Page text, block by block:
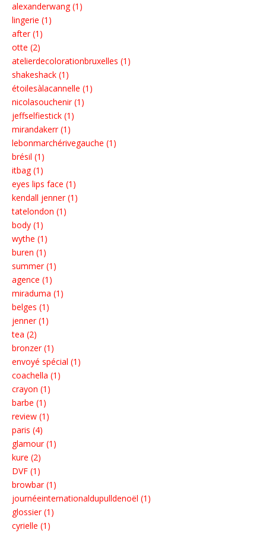
alexanderwang (1)
lingerie (1)
after (1)
otte (2)
atelierdecolorationbruxelles (1)
shakeshack (1)
étoilesàlacannelle (1)
nicolasouchenir (1)
jeffselfiestick (1)
mirandakerr (1)
lebonmarchérivegauche (1)
brésil (1)
itbag (1)
eyes lips face (1)
kendall jenner (1)
tatelondon (1)
body (1)
wythe (1)
buren (1)
summer (1)
agence (1)
miraduma (1)
belges (1)
jenner (1)
tea (2)
bronzer (1)
envoyé spécial (1)
coachella (1)
crayon (1)
barbe (1)
review (1)
paris (4)
glamour (1)
kure (2)
DVF (1)
browbar (1)
journéeinternationaldupulldenoël (1)
glossier (1)
cyrielle (1)